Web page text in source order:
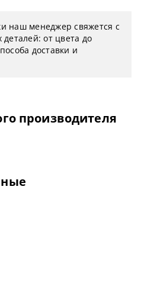
наш менеджер свяжется с
от цвета до
доставки и
производителя